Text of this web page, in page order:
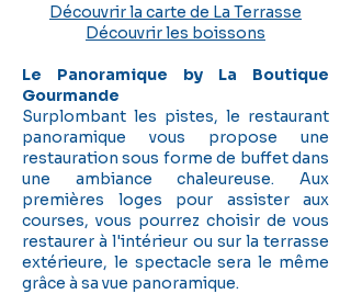
Découvrir la carte de La Terrasse
Découvrir les boissons
Le Panoramique by La Boutique
Gourmande
Surplombant les pistes, le restaurant
panoramique vous propose une
restauration sous forme de buffet dans
une ambiance chaleureuse. Aux
premières loges pour assister aux
courses, vous pourrez choisir de vous
restaurer à l'intérieur ou sur la terrasse
extérieure, le spectacle sera le même
grâce à sa vue panoramique.